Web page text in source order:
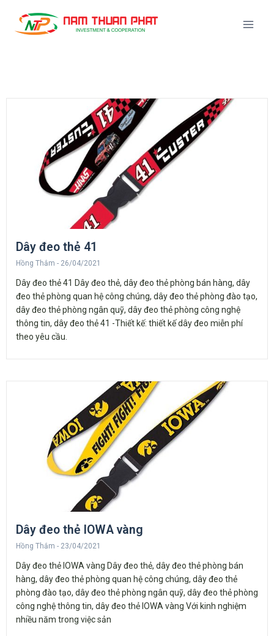
Dây đeo thẻ 41
Hồng Thắm 26/04/2021
Dây đeo thẻ 41 Dây đeo thẻ, dây đeo thẻ phòng bán hàng, dây
đeo thẻ phòng quan hệ công chúng, dây đeo thẻ phòng đào tạo,
dây đeo thẻ phòng ngân quỹ, dây đeo thẻ phòng công nghệ
thông tin, dây đeo thẻ 41 -Thiết kế: thiết kế dây đeo miễn phí
theo yêu cầu.
Dây đeo thẻ IOWA vàng
Hồng Thắm 23/04/2021
Dây đeo thẻ IOWA vàng Dây đeo thẻ, dây đeo thẻ phòng bán
hàng, dây đeo thẻ phòng quan hệ công chúng, dây đeo thẻ
phòng đào tạo, dây đeo thẻ phòng ngân quỹ, dây đeo thẻ phòng
công nghệ thông tin, dây đeo thẻ IOWA vàng Với kinh nghiệm
nhiều năm trong việc sản